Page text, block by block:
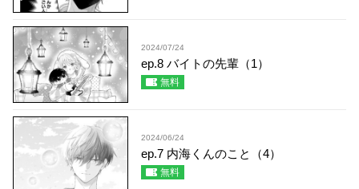
2024/07/24
ep.8 バイトの先輩（1）
無料
2024/06/24
ep.7 内海くんのこと（4）
無料